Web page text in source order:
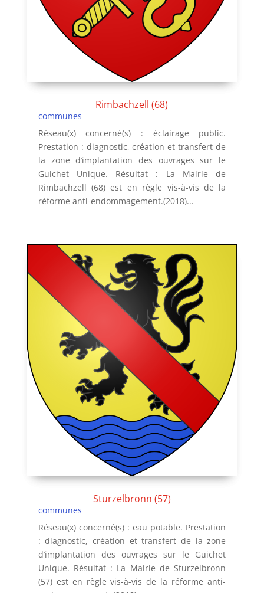
Rimbachzell (68)
communes
Réseau(x) concerné(s) : éclairage public.
Prestation : diagnostic, création et transfert de
la zone d’implantation des ouvrages sur le
Guichet Unique. Résultat : La Mairie de
Rimbachzell (68) est en règle vis-à-vis de la
réforme anti-endommagement.(2018)...
Sturzelbronn (57)
communes
Réseau(x) concerné(s) : eau potable. Prestation
: diagnostic, création et transfert de la zone
d’implantation des ouvrages sur le Guichet
Unique. Résultat : La Mairie de Sturzelbronn
(57) est en règle vis-à-vis de la réforme anti-